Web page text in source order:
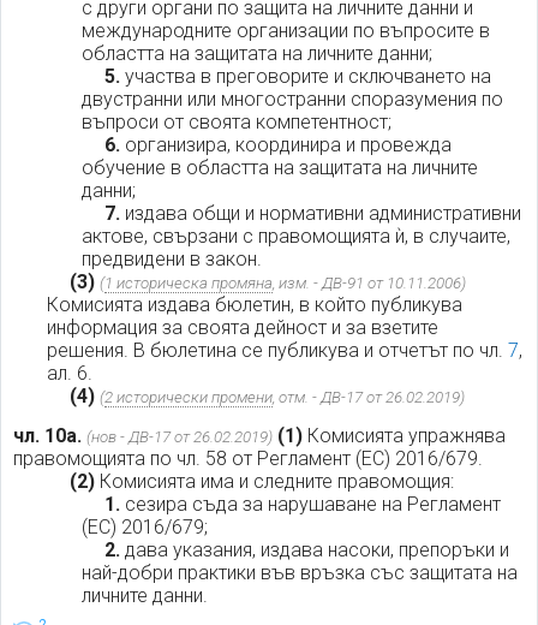
с други органи по защита на личните данни и
международните организации по въпросите в
областта на защитата на личните данни;
5.участва в преговорите и сключването на
двустранни или многостранни споразумения по
въпроси от своята компетентност;
6.организира, координира и провежда
обучение в областта на защитата на личните
данни;
7.издава общи и нормативни административни
актове, свързани с правомощията ѝ, в случаите,
предвидени в закон.
(3) (1 историческа промяна, изм. - ДВ-91 от 10.11.2006)
Комисията издава бюлетин, в който публикува
информация за своята дейност и за взетите
решения. В бюлетина се публикува и отчетът по чл.7,
ал. 6.
(4) (2 исторически промени, отм. - ДВ-17 от 26.02.2019)
чл. 10а. (нов - ДВ-17 от 26.02.2019) (1) Комисията упражнява
правомощията по чл. 58 от Регламент (ЕС) 2016/679.
(2) Комисията има и следните правомощия:
1.сезира съда за нарушаване на Регламент
(ЕС) 2016/679;
2.дава указания, издава насоки, препоръки и
най-добри практики във връзка със защитата на
личните данни.